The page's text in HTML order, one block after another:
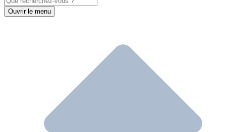
Ouvrir le menu